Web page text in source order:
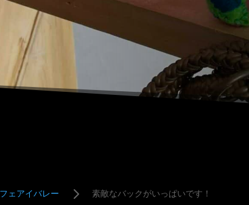
ェアイバレー 5 素敵なバックがいっぱいです！